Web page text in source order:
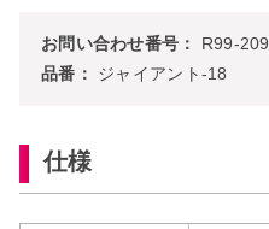
お問い合わせ番号：
R99-209
品番：
ジャイアント-18
仕様